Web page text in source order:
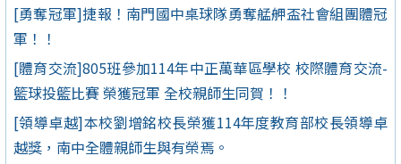
[勇奪冠軍]捷報！南門國中桌球隊勇奪艋舺盃社會組團體冠
軍！！
[體育交流]805班參加114年中正萬華區學校 校際體育交流-
籃球投籃比賽 榮獲冠軍 全校親師生同賀！！
[領導卓越]本校劉增銘校長榮獲114年度教育部校長領導卓
越獎，南中全體親師生與有榮焉。